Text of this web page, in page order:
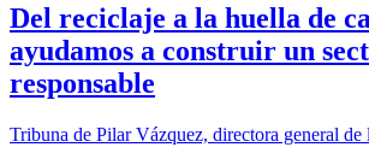
Del reciclaje a la huella de
ayudamos a construir un
responsable
Tribuna de Pilar Vázquez, directora general